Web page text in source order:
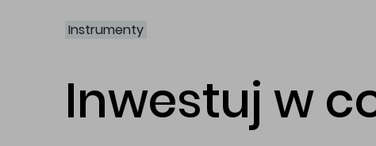
Instrumenty
Inwestuj w